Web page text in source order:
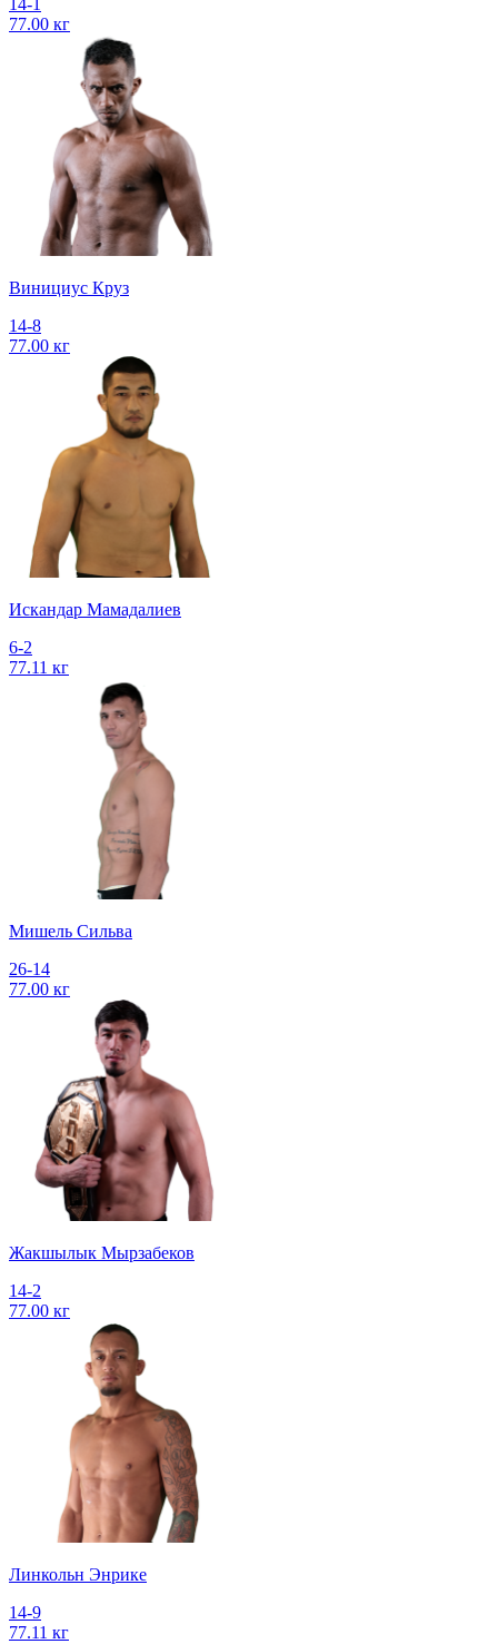
14-1
77.00 кг
Винициус Круз
14-8
77.00 кг
Искандар Мамадалиев
6-2
77.11 кг
Мишель Сильва
26-14
77.00 кг
Жакшылык Мырзабеков
14-2
77.00 кг
Линкольн Энрике
14-9
77.11 кг